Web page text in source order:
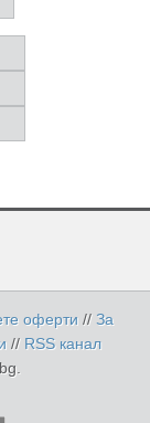
оферти//За
// RSS канал